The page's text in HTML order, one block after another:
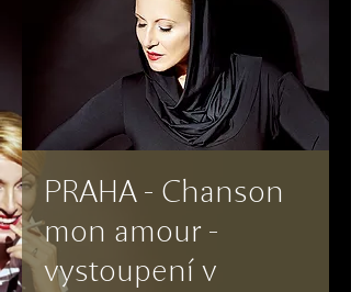
PRAHA - Chanson
mon amour -
vystoupení v